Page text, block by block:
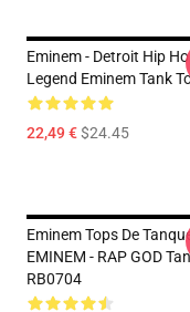
Eminem - Detroit Hip
Legend Eminem Tank
22,49 €$24.45
Eminem Tops De
EMINEM - RAP GOD
RB0704